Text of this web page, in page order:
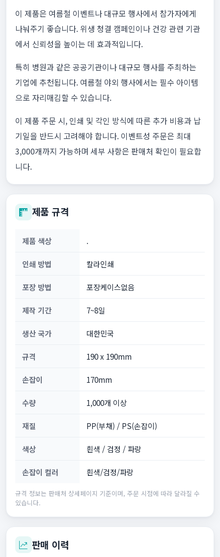
이 제품은 여름철 이벤트나 대규모 행사에서 참가자에게
나눠주기 좋습니다. 위생 청결 캠페인이나 건강 관련 기관
에서 신뢰성을 높이는 데 효과적입니다.
특히 병원과 같은 공공기관이나 대규모 행사를 주최하는
기업에 추천됩니다. 여름철 야외 행사에서는 필수 아이템
으로 자리매김할 수 있습니다.
이 제품 주문 시, 인쇄 및 각인 방식에 따른 추가 비용과 납
기일을 반드시 고려해야 합니다. 이벤트성 주문은 최대
3,000개까지 가능하며 세부 사항은 판매처 확인이 필요합
니다.
제품 규격
제품 색상 .
인쇄 방법 칼라인쇄
포장 방법 포장케이스없음
제작 기간 7~8일
생산 국가 대한민국
규격 190 x 190mm
손잡이 170mm
수량 1,000개 이상
재질 PP(부채) / PS(손잡이)
색상 흰색 / 검정 / 파랑
손잡이 컬러 흰색/검정/파랑
규격 정보는 판매처 상세페이지 기준이며, 주문 시점에 따라 달라질 수
있습니다.
판매 이력